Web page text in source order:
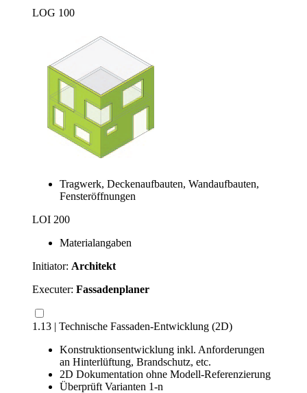
LOG 100
Tragwerk, Deckenaufbauten, Wandaufbauten,
Fensteröffnungen
LOI 200
Materialangaben
Initiator: Architekt
Executer: Fassadenplaner
1.13 | Technische Fassaden-Entwicklung (2D)
Konstruktionsentwicklung inkl. Anforderungen
an Hinterlüftung, Brandschutz, etc.
2D Dokumentation ohne Modell-Referenzierung
Überprüft Varianten 1-n